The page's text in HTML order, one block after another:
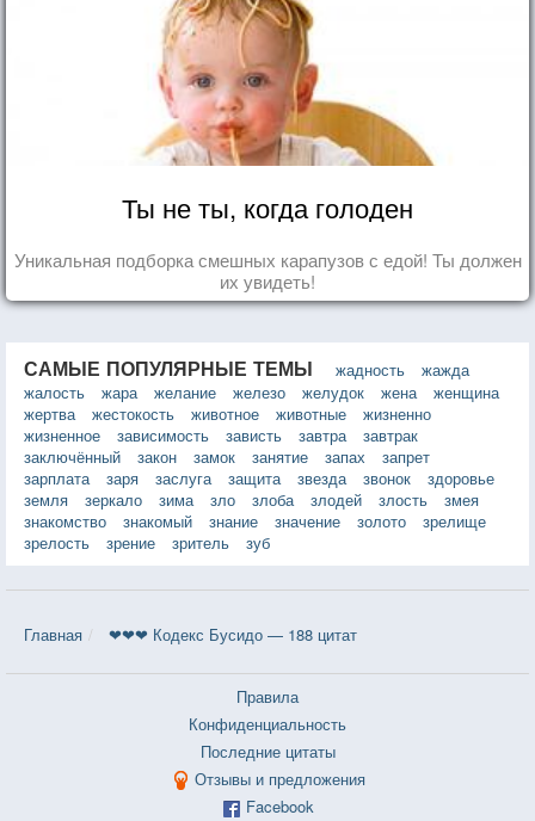
Ты не ты, когда голоден
Уникальная подборка смешных карапузов с едой! Ты должен
их увидеть!
САМЫЕ ПОПУЛЯРНЫЕ ТЕМЫ жадность
жажда
жалость
жара желание железо желудок жена
женщина
жертва
жестокость животное животные
жизненно
жизненное
зависимость зависть завтра
завтрак
заключённый
закон замок занятие запах
запрет
зарплата
заря заслуга защита звезда звонок
здоровье
земля
зеркало зима зло злоба злодей злость
змея
знакомство
знакомый знание значение золото
зрелище
зрелость
зрение зритель зуб
Главная ❤❤❤ Кодекс Бусидо — 188 цитат
Правила
Конфиденциальность
Последние цитаты
Отзывы и предложения
Facebook